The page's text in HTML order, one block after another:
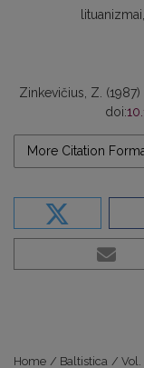
lituanizmai
Zinkevičius, Z. (1987)
doi:
More Citation
Home / Baltistica / Vol.